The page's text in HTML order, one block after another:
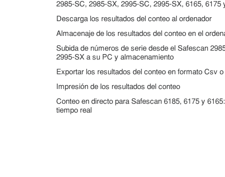
2985-SC, 2985-SX, 2995-SC, 2995-SX, 6165, 6175
Descarga los resultados del conteo al ordenador
Almacenaje de los resultados del conteo en el
Subida de números de serie desde el Safescan
2995-SX a su PC y almacenamiento
Exportar los resultados del conteo en formato Csv o
Impresión de los resultados del conteo
Conteo en directo para Safescan 6185, 6175 y
tiempo real